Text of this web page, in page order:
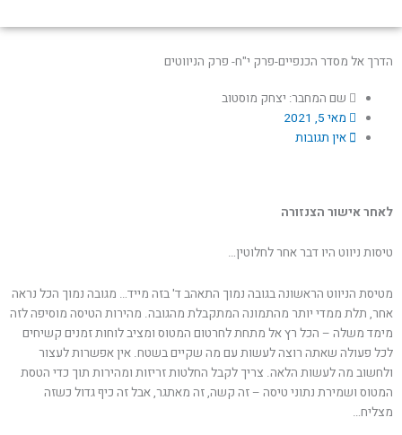
הדרך אל מסדר הכנפיים-פרק י"ח- פרק הניווטים
שם המחבר: יצחק מוסטוב
מאי 5, 2021
אין תגובות
לאחר אישור הצנזורה
טיסות ניווט היו דבר אחר לחלוטין…
מטיסת הניווט הראשונה בגובה נמוך התאהב ד' בזה מייד… מגובה נמוך הכל נראה
אחר, תלת ממדי יותר מהתמונה המתקבלת מהגובה. מהירות הטיסה מוסיפה לזה
מימד משלה – הכל רץ אל מתחת לחרטום המטוס ומציב לוחות זמנים קשיחים
לכל פעולה שאתה רוצה לעשות עם מה שקיים בשטח. אין אפשרות לעצור
ולחשוב מה לעשות הלאה. צריך לקבל החלטות זריזות ומהירות תוך כדי הטסת
המטוס ושמירת נתוני טיסה – זה קשה, זה מאתגר, אבל זה כיף גדול כשזה
מצליח…